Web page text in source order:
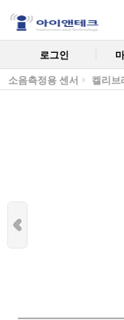
로그인
소음측정용 센서 켈리브